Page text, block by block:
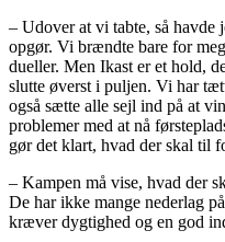
– Udover at vi tabte, så havde
opgør. Vi brændte bare for
dueller. Men Ikast er et hold,
slutte øverst i puljen. Vi har
også sætte alle sejl ind på at
problemer med at nå
gør det klart, hvad der skal til
– Kampen må vise, hvad der
De har ikke mange nederlag
kræver dygtighed og en god